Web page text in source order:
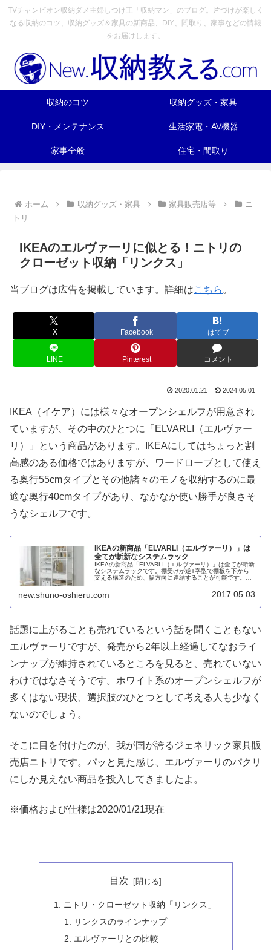
TVチャンピオン収納ダメ主婦しつけ王「収納マン」のブログ。片づけが楽しく
なる収納のコツ、収納グッズ＆家具の新商品、DIY、間取り、家事などの情報
をお届けします。
収納のコツ 収納グッズ・家具
DIY・メンテナンス 生活家電・AV機器
家事全般 住宅・間取り
ホーム 収納グッズ・家具 家具販売店等
ニ
トリ
IKEAのエルヴァーリに似とる！ニトリの
クローゼット収納「リンクス」
当ブログは広告を掲載しています。詳細はこちら 。
X Facebook はてブ
LINE Pinterest コメント
2020.01.21 2024.05.01
IKEA（イケア）には様々なオープンシェルフが用意され
ていますが、その中のひとつに「ELVARLI（エルヴァー
リ）」という商品があります。IKEAにしてはちょっと割
高感のある価格ではありますが、ワードローブとして使え
る奥行55cmタイプとその他諸々のモノを収納するのに最
適な奥行40cmタイプがあり、なかなか使い勝手が良さそ
うなシェルフです。
IKEAの新商品「ELVARLI（エルヴァーリ）」は
全てが斬新なシステムラック
IKEAの新商品「ELVARLI（エルヴァーリ）」は全てが斬新
なシステムラックです。棚受けが逆T字型で棚板を下から
支える構造のため、幅方向に連結することが可能です。た
new.shuno-oshieru.com 2017.05.03
話題に上がることも売れているという話を聞くこともない
エルヴァーリですが、発売から2年以上経過してなおライ
ンナップが維持されているところを見ると、売れていない
わけではなさそうです。ホワイト系のオープンシェルフが
多くはない現状、選択肢のひとつとして考える人も少なく
ないのでしょう。
そこに目を付けたのが、我が国が誇るジェネリック家具販
売店ニトリです。パッと見た感じ、エルヴァーリのパクリ
にしか見えない商品を投入してきましたよ。
※価格および仕様は2020/01/21現在
目次
ニトリ・クローゼット収納「リンクス」
リンクスのラインナップ
エルヴァーリとの比較